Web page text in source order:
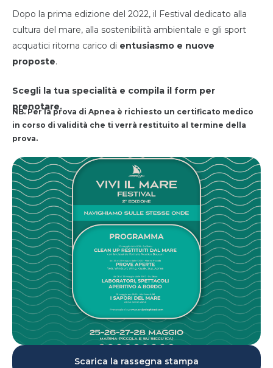
Dopo la prima edizione del 2022, il Festival dedicato alla
cultura del mare, alla sostenibilità ambientale e gli sport
acquatici ritorna carico di entusiasmo e nuove
proposte.
Scegli la tua specialità e compila il form per
prenotare.
NB. Per la prova di Apnea è richiesto un certificato medico
in corso di validità che ti verrà restituito al termine della
prova.
Scarica la rassegna stampa